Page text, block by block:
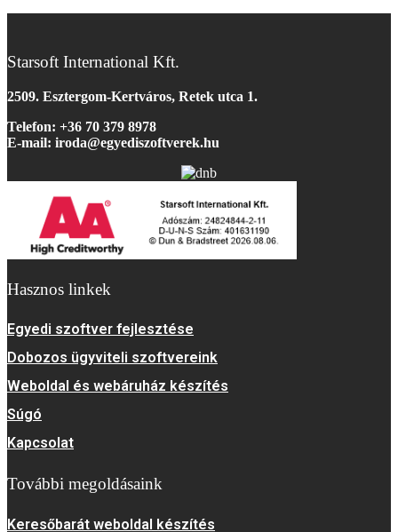
Starsoft International Kft.
2509. Esztergom-Kertváros, Retek utca 1.
Telefon: +36 70 379 8978
E-mail: iroda@egyediszoftverek.hu
Hasznos linkek
Egyedi szoftver fejlesztése
Dobozos ügyviteli szoftvereink
Weboldal és webáruház készítés
Súgó
Kapcsolat
További megoldásaink
Keresőbarát weboldal készítés